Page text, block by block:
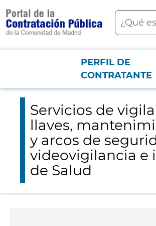
contenido
principal
Buscar
Menú PCON
PERFIL DE
CONTRATANTE
Servicios de vigilancia y seguridad,
preventivo y correctivo de los equipos de
Servicios de
llaves,
y arcos de
videovigilancia e
de Salud